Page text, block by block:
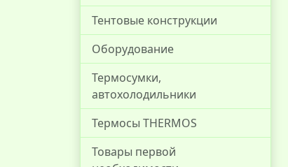
Тентовые конструкции
Оборудование
Термосумки,
автохолодильники
Термосы THERMOS
Товары первой